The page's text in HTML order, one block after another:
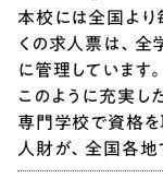
本校には全国よ
くの求人票は、
に管理しています。
このように充実
専門学校で資格
人財が、全国各地